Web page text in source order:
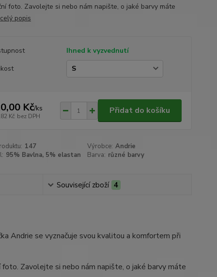
foto. Zavolejte si nebo nám napište, o jaké barvy máte
celý popis
Ihned k vyzvednutí
Kč/ks
Kč bez DPH
Přidat do košíku
147 Výrobce: Andrie
95% Bavlna, 5% elastan Barva: různé barvy
Související zboží 4
Andrie se vyznačuje svou kvalitou a komfortem při
Zavolejte si nebo nám napište, o jaké barvy máte